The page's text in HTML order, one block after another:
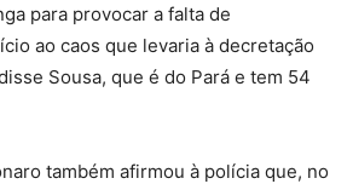
para provocar a falta de
ao caos que levaria à decretação
Sousa, que é do Pará e tem 54
também afirmou à polícia que, no